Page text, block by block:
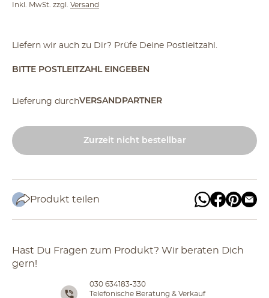
Inkl. MwSt. zzgl. Versand
Liefern wir auch zu Dir? Prüfe Deine Postleitzahl.
BITTE POSTLEITZAHL EINGEBEN
Lieferung durchVERSANDPARTNER
Zurzeit nicht bestellbar
Produkt teilen
Hast Du Fragen zum Produkt? Wir beraten Dich
gern!
030 634183-330
Telefonische Beratung & Verkauf